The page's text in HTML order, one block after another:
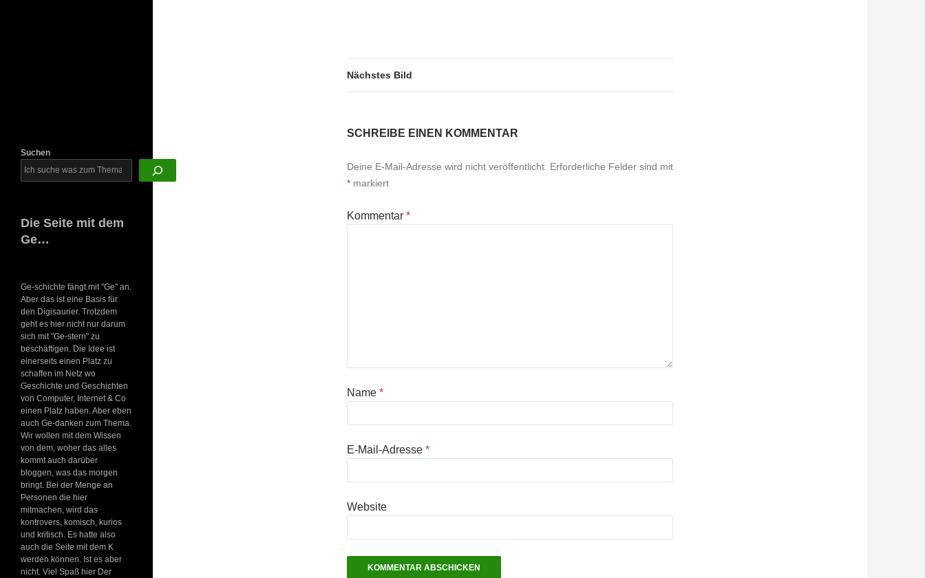
Nächstes Bild
SCHREIBE EINEN KOMMENTAR
Deine E-Mail-Adresse wird nicht veröffentlicht. Erforderliche Felder sind mit
* markiert
Kommentar *
Name *
E-Mail-Adresse *
Website
Suchen
Die Seite mit dem
Ge…
Ge-schichte fängt mit "Ge" an.
Aber das ist eine Basis für
den Digisaurier. Trotzdem
geht es hier nicht nur darum
sich mit "Ge-stern" zu
beschäftigen. Die Idee ist
einerseits einen Platz zu
schaffen im Netz wo
Geschichte und Geschichten
von Computer, Internet & Co
einen Platz haben. Aber eben
auch Ge-danken zum Thema.
Wir wollen mit dem Wissen
von dem, woher das alles
kommt auch darüber
bloggen, was das morgen
bringt. Bei der Menge an
Personen die hier
mitmachen, wird das
kontrovers, komisch, kurios
und kritisch. Es hatte also
auch die Seite mit dem K
werden können. Ist es aber
nicht. Viel Spaß hier Der